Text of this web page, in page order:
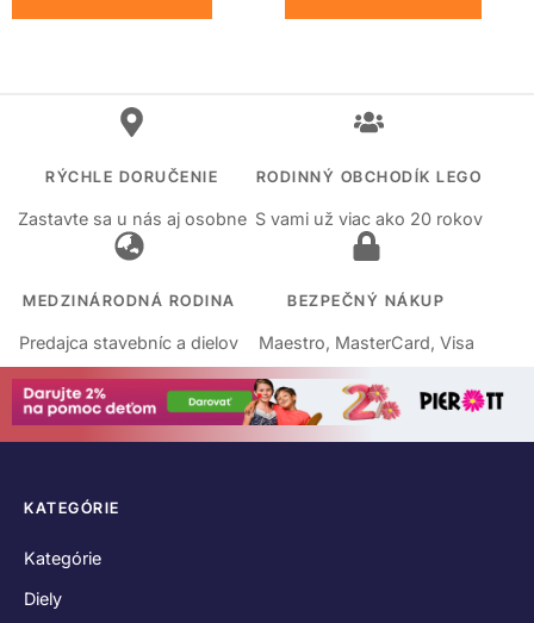
RÝCHLE DORUČENIE
Zastavte sa u nás aj osobne
RODINNÝ OBCHODÍK LEGO
S vami už viac ako 20 rokov
MEDZINÁRODNÁ RODINA
Predajca stavebníc a dielov
BEZPEČNÝ NÁKUP
Maestro, MasterCard, Visa
KATEGÓRIE
Kategórie
Diely